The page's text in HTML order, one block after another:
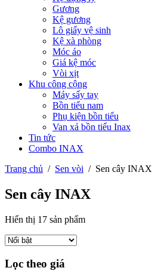
Gương
Kệ gương
Lô giấy vệ sinh
Kệ xà phòng
Móc áo
Giá kệ móc
Vòi xịt
Khu công cộng
Máy sấy tay
Bồn tiểu nam
Phụ kiện bồn tiểu
Van xả bồn tiểu Inax
Tin tức
Combo INAX
Trang chủ / Sen vòi / Sen cây INAX
Sen cây INAX
Hiển thị 17 sản phẩm
Lọc theo giá